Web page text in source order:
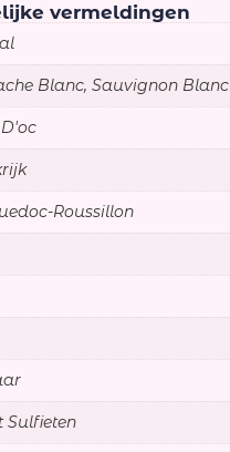
vermeldingen
Blanc, Sauvignon Blanc
Roussillon
Sulfieten